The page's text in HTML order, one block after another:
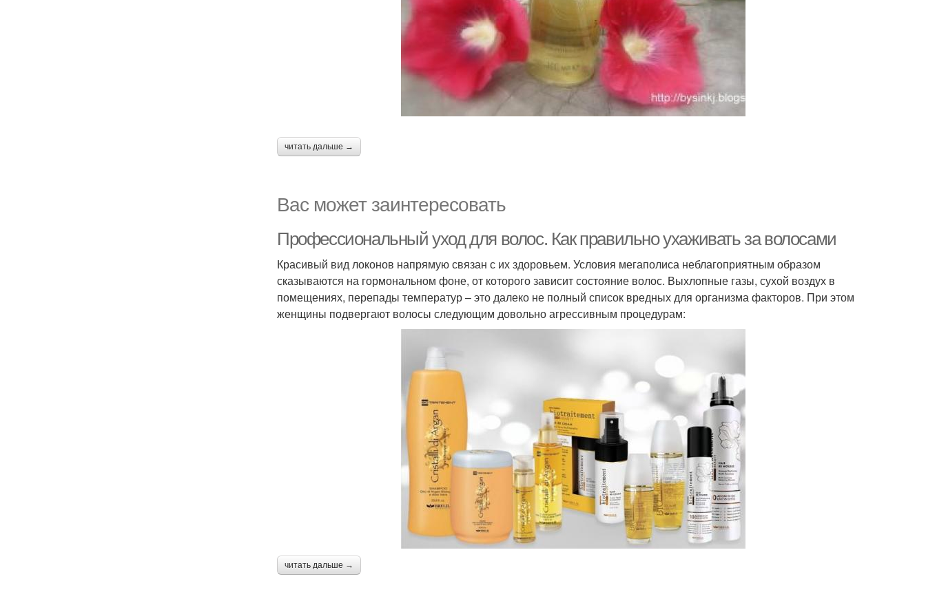
читать дальше →
Вас может заинтересовать
Профессиональный уход для волос. Как правильно ухаживать за волосами
Красивый вид локонов напрямую связан с их здоровьем. Условия мегаполиса неблагоприятным образом
сказываются на гормональном фоне, от которого зависит состояние волос. Выхлопные газы, сухой воздух в
помещениях, перепады температур – это далеко не полный список вредных для организма факторов. При этом
женщины подвергают волосы следующим довольно агрессивным процедурам:
читать дальше →